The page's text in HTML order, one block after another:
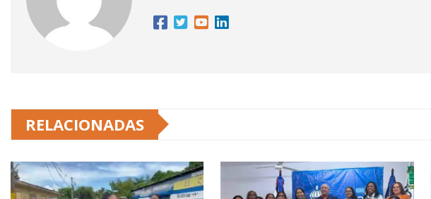
RELACIONADAS